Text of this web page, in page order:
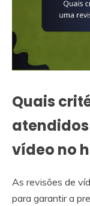
Quais
vídeo no
As revisões de
para garantir a